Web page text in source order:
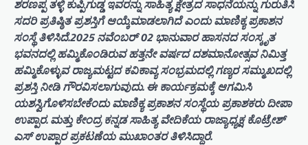
ಶರಣಪ್ಪ ತಳ್ಳಿ ಕುಪ್ಪಿಗುಡ್ಡ ಇವರನ್ನು ಸಾಹಿತ್ಯ ಕ್ಷೇತ್ರದ ಸಾಧನೆಯನ್ನು ಗುರುತಿಸಿ
ಸದರಿ ಪ್ರತಿಷ್ಠಿತ ಪ್ರಶಸ್ತಿಗೆ ಆಯ್ಕೆಮಾಡಲಾಗಿದೆ ಎಂದು ಮಾಣಿಕ್ಯ ಪ್ರಕಾಶನ
ಸಂಸ್ಥೆ ತಿಳಿಸಿದೆ.2025 ನವೆಂಬರ್ 02 ಭಾನುವಾರ ಹಾಸನದ ಸಂಸ್ಕೃತ
ಭವನದಲ್ಲಿ ಹಮ್ಮಿಕೊಂಡಿರುವ ಹತ್ತನೇ ವರ್ಷದ ದಶಮಾನೋತ್ಸವ ನಿಮಿತ್ತ
ಹಮ್ಮಿಕೊಳ್ಳುವ ರಾಜ್ಯಮಟ್ಟದ ಕವಿಕಾವ್ಯ ಸಂಭ್ರಮದಲ್ಲಿ ಗಣ್ಯರ ಸಮ್ಮುಖದಲ್ಲಿ
ಪ್ರಶಸ್ತಿ ನೀಡಿ ಗೌರವಿಸಲಾಗುವುದು. ಈ ಕಾರ್ಯಕ್ರಮಕ್ಕೆ ಆಗಮಿಸಿ
ಯಶಸ್ವಿಗೊಳಿಸಬೇಕೆಂದು ಮಾಣಿಕ್ಯ ಪ್ರಕಾಶನ ಸಂಸ್ಥೆಯ ಪ್ರಕಾಶಕರು ದೀಪಾ
ಉಪ್ಪಾರ. ಮತ್ತು ಕೇಂದ್ರ ಕನ್ನಡ ಸಾಹಿತ್ಯ ವೇದಿಕೆಯ ರಾಜ್ಯಾಧ್ಯಕ್ಷ ಕೊಟ್ರೇಶ್
ಎಸ್ ಉಪ್ಪಾರ ಪ್ರಕಟಣೆಯ ಮುಖಾಂತರ ತಿಳಿಸಿದ್ದಾರೆ.